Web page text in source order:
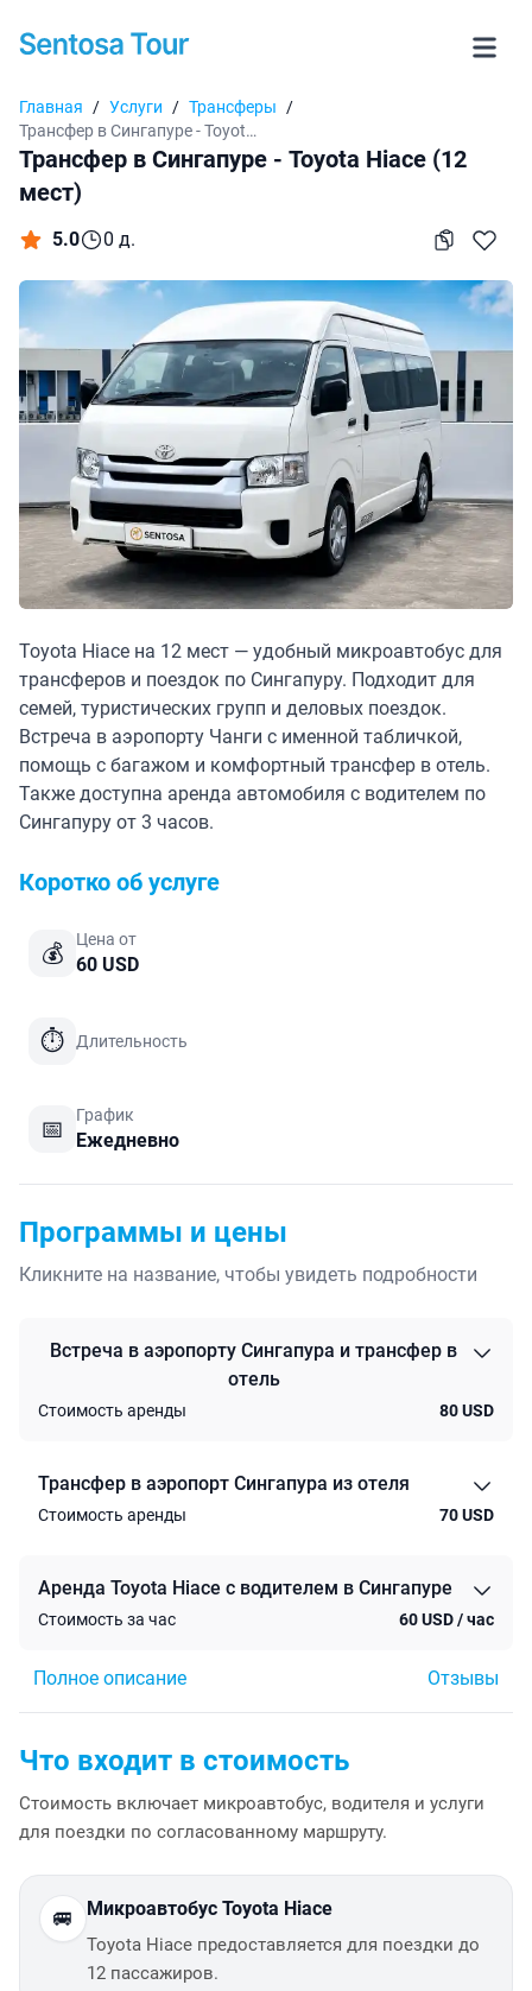
Главная / Услуги / Трансферы
/
Трансфер в Сингапуре - Toyota Hiace (12 мест)
Трансфер в Сингапуре - Toyota Hiace (12
мест)
5.0 0 д.
Toyota Hiace на 12 мест — удобный микроавтобус для
трансферов и поездок по Сингапуру. Подходит для
семей, туристических групп и деловых поездок.
Встреча в аэропорту Чанги с именной табличкой,
помощь с багажом и комфортный трансфер в отель.
Также доступна аренда автомобиля с водителем по
Сингапуру от 3 часов.
Коротко об услуге
💰 Цена от
60 USD
⏱ Длительность
📅 График
Ежедневно
Программы и цены
Кликните на название, чтобы увидеть подробности
Встреча в аэропорту Сингапура и трансфер в
отель
Стоимость аренды 80USD
Трансфер в аэропорт Сингапура из отеля
Стоимость аренды 70USD
Аренда Toyota Hiace с водителем в Сингапуре
Стоимость за час 60USD/ час
Полное описание Отзывы
Что входит в стоимость
Стоимость включает микроавтобус, водителя и услуги
для поездки по согласованному маршруту.
🚐 Микроавтобус Toyota Hiace
Toyota Hiace предоставляется для поездки до
12 пассажиров.